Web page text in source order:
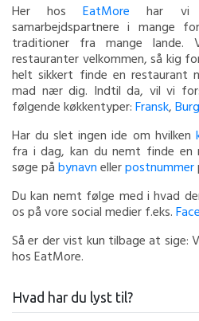
Her hosEatMore har vi
samarbejdspartnere i mange
traditioner fra mange lande.
restauranter velkommen, så kig
helt sikkert finde en restaurant
mad nær dig. Indtil da, vil vi
følgende køkkentyper: Fransk,
Har du slet ingen ide om hvilken
fra i dag, kan du nemt finde
søge på bynavn ellerpostnummer
Du kan nemt følge med i hvad
os på vore social medier f.eks.
Så er der vist kun tilbage at sige:
hos EatMore.
Hvad har du lyst til?